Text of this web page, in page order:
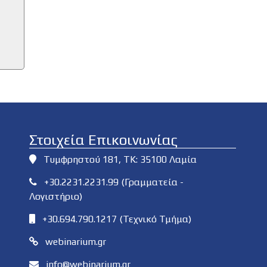
Στοιχεία Επικοινωνίας
Τυμφρηστού 181, ΤΚ: 35100 Λαμία
+30.2231.2231.99 (Γραμματεία -
Λογιστήριο)
+30.694.790.1217 (Τεχνικό Τμήμα)
webinarium.gr
info@webinarium.gr